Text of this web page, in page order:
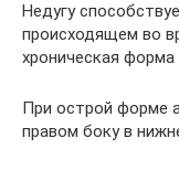
Недугу
происходящем во
хроническая форма
При острой форме
правом боку в